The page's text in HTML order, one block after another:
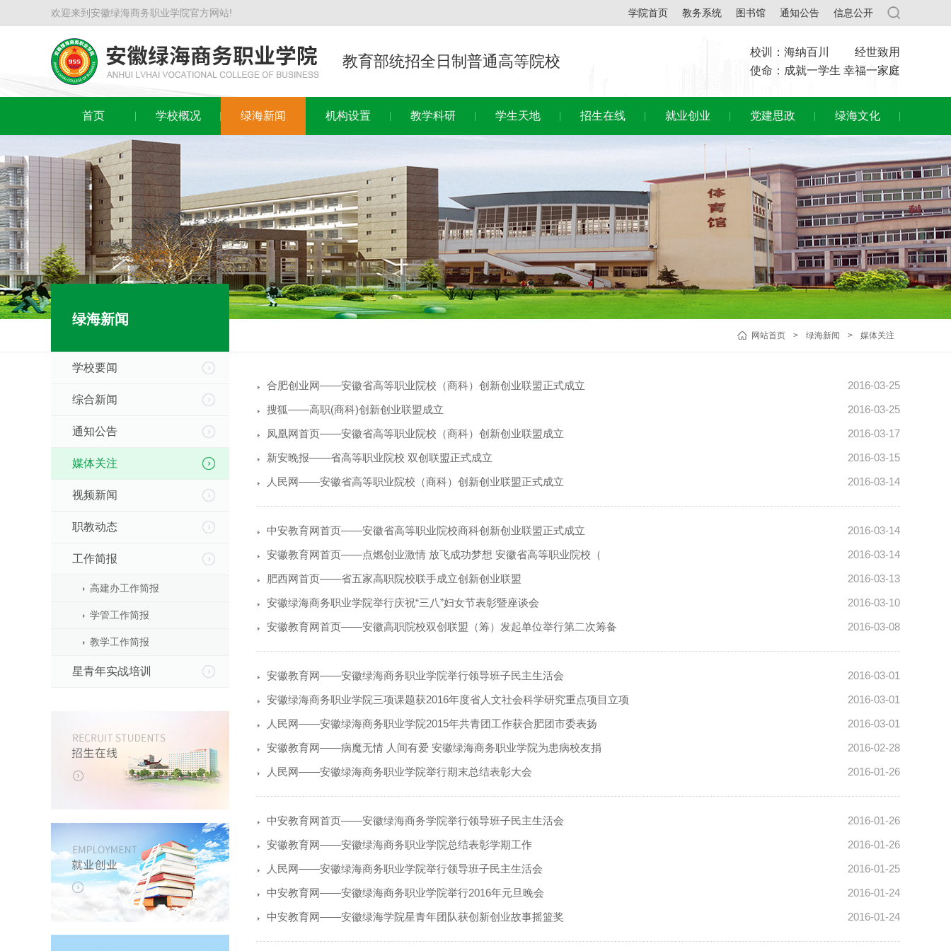
欢迎来到安徽绿海商务职业学院官方网站! 学院首页 教务系统 图书馆 通知公告 信息公开
教育部统招全日制普通高等院校
校训：海纳百川 经世致用
使命：成就一学生 幸福一家庭
首页 学校概况 绿海新闻 机构设置 教学科研 学生天地 招生在线 就业创业 党建思政 绿海文化
网站首页 > 绿海新闻 > 媒体关注
绿海新闻
学校要闻
综合新闻
通知公告
媒体关注
视频新闻
职教动态
工作简报
高建办工作简报
学管工作简报
教学工作简报
星青年实战培训
合肥创业网——安徽省高等职业院校（商科）创新创业联盟正式成立
2016-03-25
搜狐——高职(商科)创新创业联盟成立
2016-03-25
凤凰网首页——安徽省高等职业院校（商科）创新创业联盟成立
2016-03-17
新安晚报——省高等职业院校 双创联盟正式成立
2016-03-15
人民网——安徽省高等职业院校（商科）创新创业联盟正式成立
2016-03-14
中安教育网首页——安徽省高等职业院校商科创新创业联盟正式成立
2016-03-14
安徽教育网首页——点燃创业激情 放飞成功梦想 安徽省高等职业院校（
2016-03-14
肥西网首页——省五家高职院校联手成立创新创业联盟
2016-03-13
安徽绿海商务职业学院举行庆祝“三八”妇女节表彰暨座谈会
2016-03-10
安徽教育网首页——安徽高职院校双创联盟（筹）发起单位举行第二次筹备
2016-03-08
安徽教育网——安徽绿海商务职业学院举行领导班子民主生活会
2016-03-01
安徽绿海商务职业学院三项课题获2016年度省人文社会科学研究重点项目立项
2016-03-01
人民网——安徽绿海商务职业学院2015年共青团工作获合肥团市委表扬
2016-03-01
安徽教育网——病魔无情 人间有爱 安徽绿海商务职业学院为患病校友捐
2016-02-28
人民网——安徽绿海商务职业学院举行期末总结表彰大会
2016-01-26
中安教育网首页——安徽绿海商务学院举行领导班子民主生活会
2016-01-26
安徽教育网——安徽绿海商务职业学院总结表彰学期工作
2016-01-26
人民网——安徽绿海商务职业学院举行领导班子民主生活会
2016-01-25
中安教育网——安徽绿海商务职业学院举行2016年元旦晚会
2016-01-24
中安教育网——安徽绿海学院星青年团队获创新创业故事摇篮奖
2016-01-24